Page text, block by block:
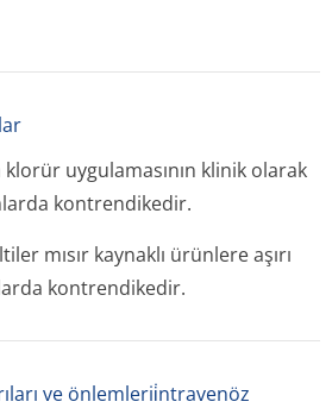
uygulamasının klinik olarak
kontrendikedir.
mısır kaynaklı ürünlere aşırı
kontrendikedir.
ve önlemlerii̇ntravenöz